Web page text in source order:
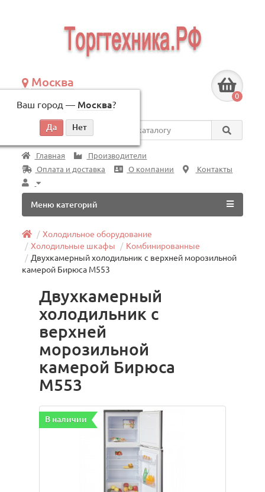
Москва
Ваш город — Москва?
по будням, с 09:00 до 18:00
0
Везде
Главная
Производители
Оплата и доставка
О компании Контакты
Меню категорий
Холодильное оборудование
Холодильные шкафы
Комбинированные
Двухкамерный холодильник с верхней морозильной
камерой Бирюса M553
Двухкамерный
холодильник с
верхней
морозильной
камерой Бирюса
M553
В наличии